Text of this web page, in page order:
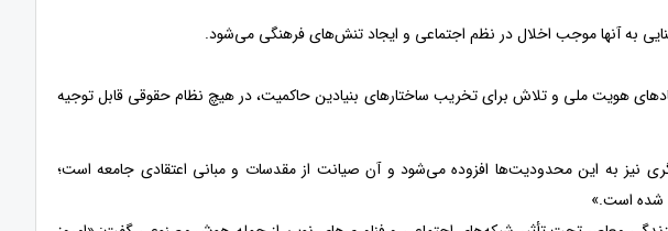
به آنها موجب اخلال در نظم اجتماعی و ایجاد تنش‌های فرهنگی می‌شود.
هویت ملی و تلاش برای تخریب ساختارهای بنیادین حاکمیت، در هیچ نظام حقوقی قابل توجیه
نیز به این محدودیت‌ها افزوده می‌شود و آن صیانت از مقدسات و مبانی اعتقادی جامعه است؛